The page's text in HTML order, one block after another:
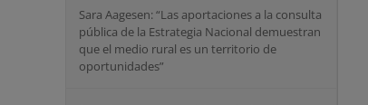
Sara Aagesen: “Las aportaciones a la consulta
pública de la Estrategia Nacional demuestran
que el medio rural es un territorio de
oportunidades”